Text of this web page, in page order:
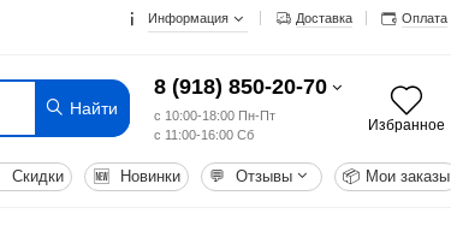
Информация Доставка Оплата
Найти
8 (918) 850-20-70
с 10:00-18:00 Пн-Пт
с 11:00-16:00 Сб
Избранное
Скидки 🆕 Новинки 💬 Отзывы 📦 Мои заказы